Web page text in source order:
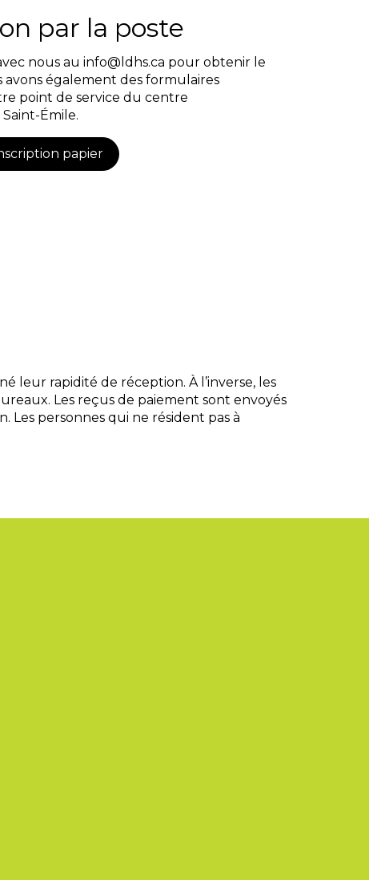
par la poste
nous au info@ldhs.ca pour obtenir le
avons également des formulaires
point de service du centre
Émile.
papier
leur rapidité de réception. À l’inverse, les
Les reçus de paiement sont envoyés
Les personnes qui ne résident pas à